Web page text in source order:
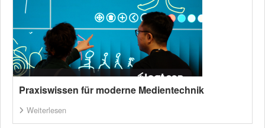
Praxiswissen für moderne Medientechnik
Weiterlesen